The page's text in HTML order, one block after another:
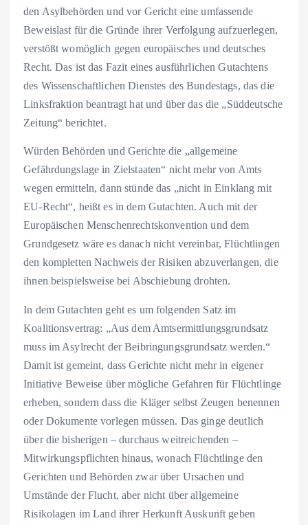
den Asylbehörden und vor Gericht eine umfassende
Beweislast für die Gründe ihrer Verfolgung aufzuerlegen,
verstößt womöglich gegen europäisches und deutsches
Recht. Das ist das Fazit eines ausführlichen Gutachtens
des Wissenschaftlichen Dienstes des Bundestags, das die
Linksfraktion beantragt hat und über das die „Süddeutsche
Zeitung“ berichtet.
Würden Behörden und Gerichte die „allgemeine
Gefährdungslage in Zielstaaten“ nicht mehr von Amts
wegen ermitteln, dann stünde das „nicht in Einklang mit
EU-Recht“, heißt es in dem Gutachten. Auch mit der
Europäischen Menschenrechtskonvention und dem
Grundgesetz wäre es danach nicht vereinbar, Flüchtlingen
den kompletten Nachweis der Risiken abzuverlangen, die
ihnen beispielsweise bei Abschiebung drohten.
In dem Gutachten geht es um folgenden Satz im
Koalitionsvertrag: „Aus dem Amtsermittlungsgrundsatz
muss im Asylrecht der Beibringungsgrundsatz werden.“
Damit ist gemeint, dass Gerichte nicht mehr in eigener
Initiative Beweise über mögliche Gefahren für Flüchtlinge
erheben, sondern dass die Kläger selbst Zeugen benennen
oder Dokumente vorlegen müssen. Das ginge deutlich
über die bisherigen – durchaus weitreichenden –
Mitwirkungspflichten hinaus, wonach Flüchtlinge den
Gerichten und Behörden zwar über Ursachen und
Umstände der Flucht, aber nicht über allgemeine
Risikolagen im Land ihrer Herkunft Auskunft geben